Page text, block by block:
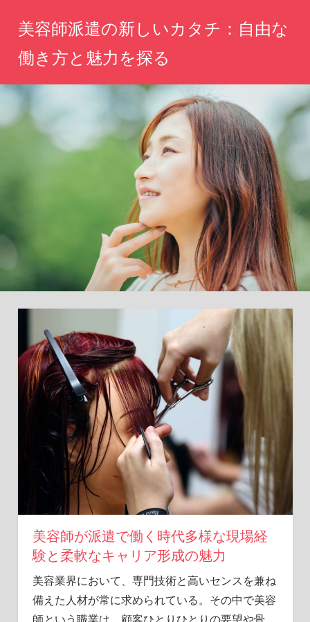
ツ
ス
美容師派遣の新しいカタチ：自由な
働き方と魅力を探る
分
し
す
新
選
択
肢
美容師が派遣で働く時代多様な現場経
験と柔軟なキャリア形成の魅力
美容業界において、専門技術と高いセンスを兼ね
備えた人材が常に求められている。 その中で美容